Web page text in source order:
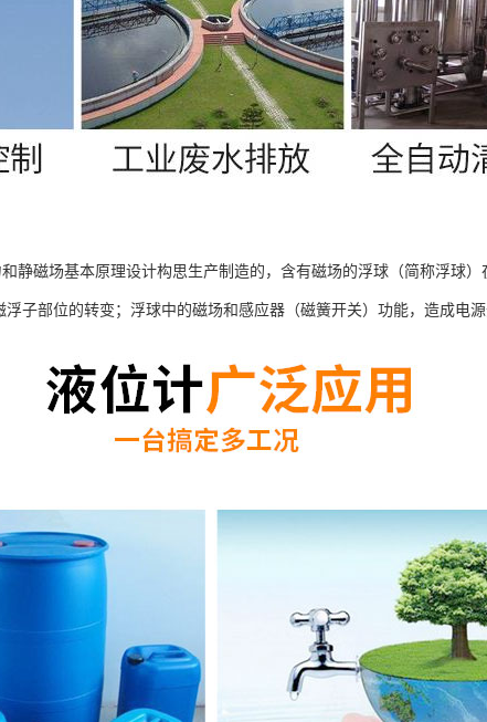
静磁场基本原理设计构思生产制造的，含有磁场的浮球（简称浮球
子部位的转变；浮球中的磁场和感应器（磁簧开关）功能，造成电源